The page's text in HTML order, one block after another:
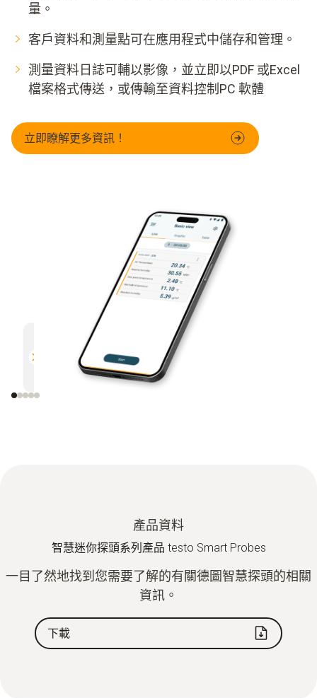
量。
客戶資料和測量點可在應用程式中儲存和管理。
測量資料日誌可輔以影像，並立即以PDF 或Excel
檔案格式傳送，或傳輸至資料控制PC 軟體
立即瞭解更多資訊！
與所有支援藍牙的德圖測量儀器相
產品資料
智慧迷你探頭系列產品 testo Smart Probes
一目了然地找到您需要了解的有關德圖智慧探頭的相關
資訊。
下載